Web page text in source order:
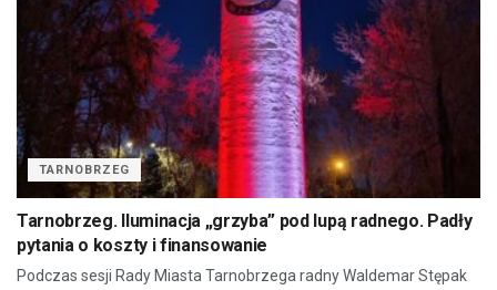
TARNOBRZEG
Tarnobrzeg. Iluminacja „grzyba” pod lupą radnego. Padły
pytania o koszty i finansowanie
Podczas sesji Rady Miasta Tarnobrzega radny Waldemar Stępak